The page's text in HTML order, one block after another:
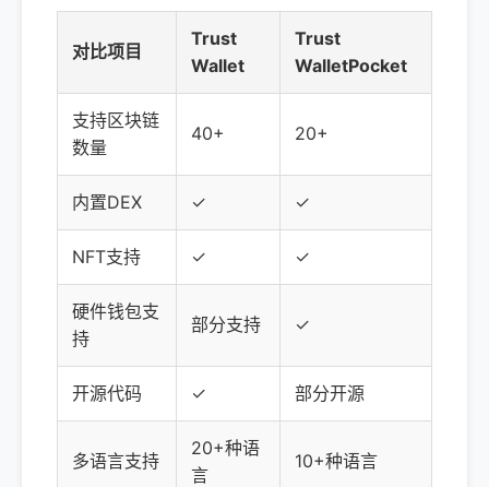
对比项目
Trust
Wallet
Trust
WalletPocket
支持区块链
数量
40+ 20+
内置DEX ✓ ✓
NFT支持 ✓ ✓
硬件钱包支
持
部分支持 ✓
开源代码 ✓ 部分开源
多语言支持
20+种语
言
10+种语言